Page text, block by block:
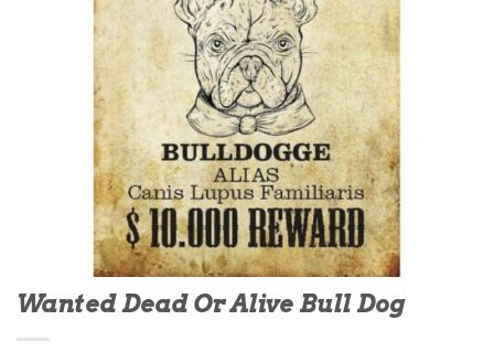
Wanted Dead Or Alive Bull Dog